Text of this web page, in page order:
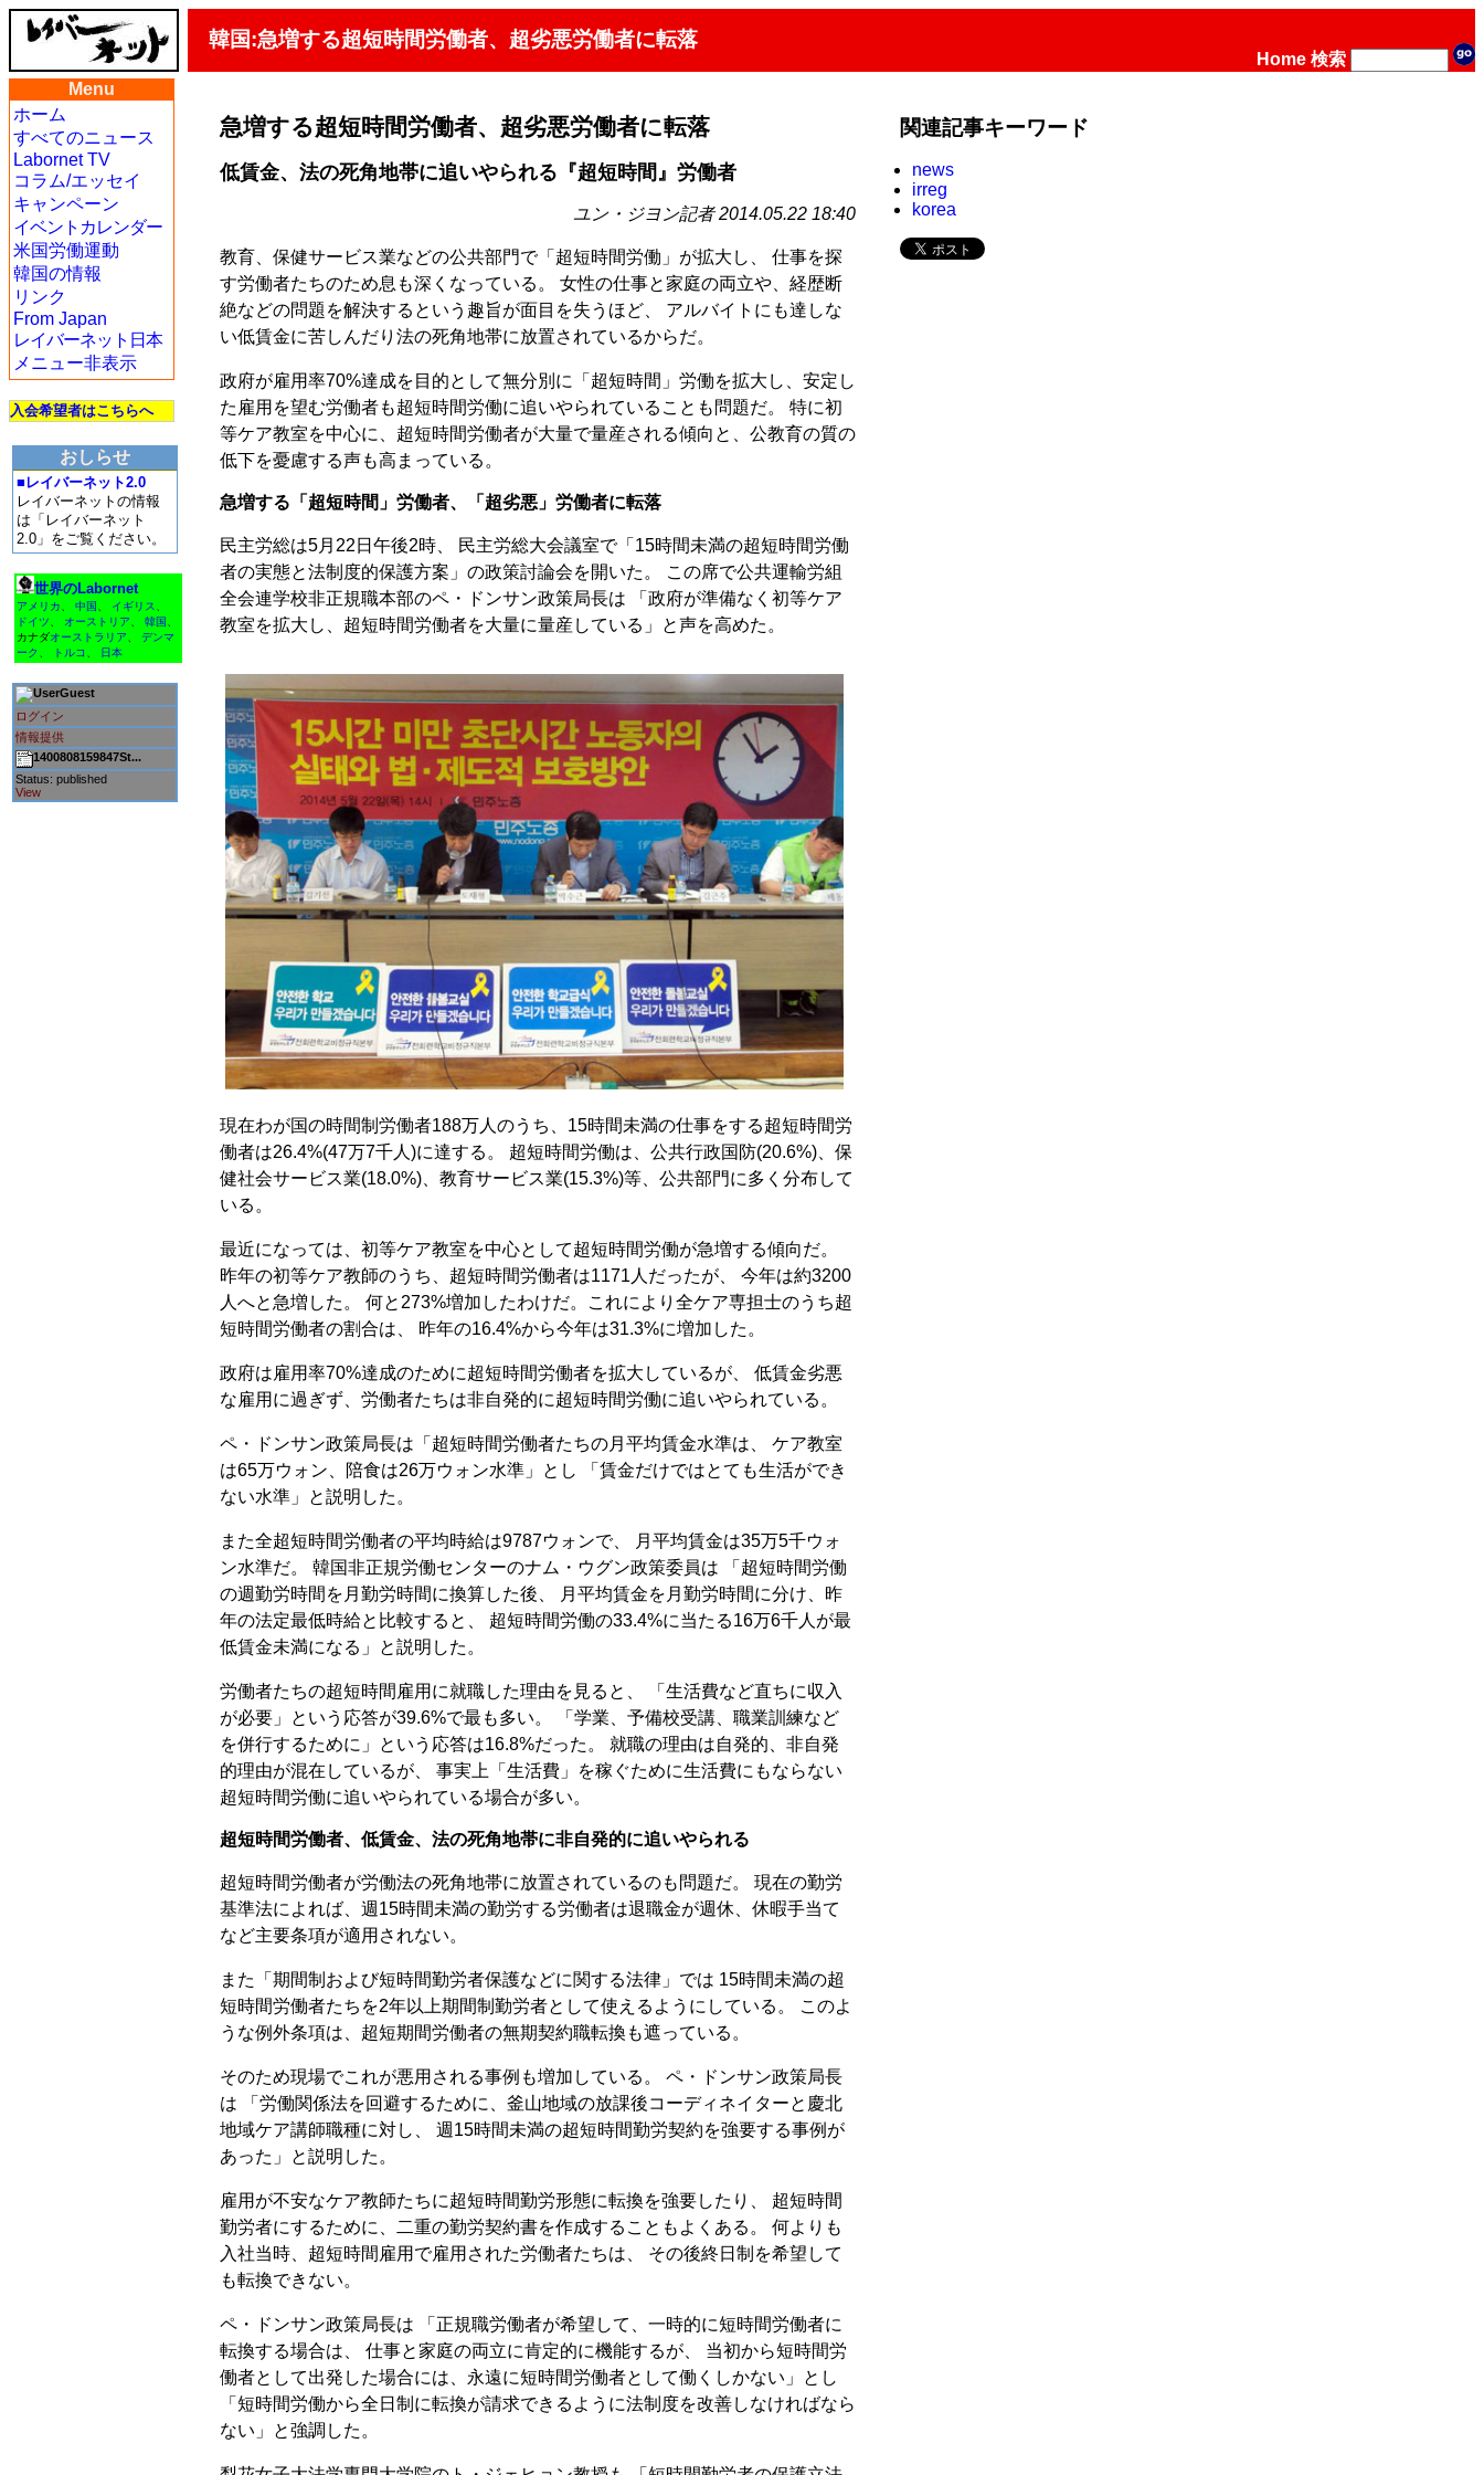
韓国:急増する超短時間労働者、超劣悪労働者に転落
Home 検索
Menu
ホーム
すべてのニュース
Labornet TV
コラム/エッセイ
キャンペーン
イベントカレンダー
米国労働運動
韓国の情報
リンク
From Japan
レイバーネット日本
メニュー非表示
入会希望者はこちらへ
おしらせ
■レイバーネット2.0
レイバーネットの情報
は「レイバーネット
2.0」をご覧ください。
世界のLabornet
アメリカ 中国 イギリス
ドイツ
オーストリア 韓国
カナダオーストラリア
デンマ
ーク
トルコ 日本
Guest
ログイン
情報提供
1400808159847St...
Status: published
View
急増する超短時間労働者、超劣悪労働者に転落
低賃金、法の死角地帯に追いやられる『超短時間』労働者
ユン・ジヨン記者 2014.05.22 18:40
教育、保健サービス業などの公共部門で「超短時間労働」が拡大し、 仕事を探
す労働者たちのため息も深くなっている。 女性の仕事と家庭の両立や、経歴断
絶などの問題を解決するという趣旨が面目を失うほど、 アルバイトにも達しな
い低賃金に苦しんだり法の死角地帯に放置されているからだ。
政府が雇用率70%達成を目的として無分別に「超短時間」労働を拡大し、安定し
た雇用を望む労働者も超短時間労働に追いやられていることも問題だ。 特に初
等ケア教室を中心に、超短時間労働者が大量で量産される傾向と、公教育の質の
低下を憂慮する声も高まっている。
急増する「超短時間」労働者、「超劣悪」労働者に転落
民主労総は5月22日午後2時、 民主労総大会議室で「15時間未満の超短時間労働
者の実態と法制度的保護方案」の政策討論会を開いた。 この席で公共運輸労組
全会連学校非正規職本部のペ・ドンサン政策局長は 「政府が準備なく初等ケア
教室を拡大し、超短時間労働者を大量に量産している」と声を高めた。
現在わが国の時間制労働者188万人のうち、15時間未満の仕事をする超短時間労
働者は26.4%(47万7千人)に達する。 超短時間労働は、公共行政国防(20.6%)、保
健社会サービス業(18.0%)、教育サービス業(15.3%)等、公共部門に多く分布して
いる。
最近になっては、初等ケア教室を中心として超短時間労働が急増する傾向だ。
昨年の初等ケア教師のうち、超短時間労働者は1171人だったが、 今年は約3200
人へと急増した。 何と273%増加したわけだ。これにより全ケア専担士のうち超
短時間労働者の割合は、 昨年の16.4%から今年は31.3%に増加した。
政府は雇用率70%達成のために超短時間労働者を拡大しているが、 低賃金劣悪
な雇用に過ぎず、労働者たちは非自発的に超短時間労働に追いやられている。
ペ・ドンサン政策局長は「超短時間労働者たちの月平均賃金水準は、 ケア教室
は65万ウォン、陪食は26万ウォン水準」とし 「賃金だけではとても生活ができ
ない水準」と説明した。
また全超短時間労働者の平均時給は9787ウォンで、 月平均賃金は35万5千ウォ
ン水準だ。 韓国非正規労働センターのナム・ウグン政策委員は 「超短時間労働
の週勤労時間を月勤労時間に換算した後、 月平均賃金を月勤労時間に分け、昨
年の法定最低時給と比較すると、 超短時間労働の33.4%に当たる16万6千人が最
低賃金未満になる」と説明した。
労働者たちの超短時間雇用に就職した理由を見ると、 「生活費など直ちに収入
が必要」という応答が39.6%で最も多い。 「学業、予備校受講、職業訓練など
を併行するために」という応答は16.8%だった。 就職の理由は自発的、非自発
的理由が混在しているが、 事実上「生活費」を稼ぐために生活費にもならない
超短時間労働に追いやられている場合が多い。
超短時間労働者、低賃金、法の死角地帯に非自発的に追いやられる
超短時間労働者が労働法の死角地帯に放置されているのも問題だ。 現在の勤労
基準法によれば、週15時間未満の勤労する労働者は退職金が週休、休暇手当て
など主要条項が適用されない。
また「期間制および短時間勤労者保護などに関する法律」では 15時間未満の超
短時間労働者たちを2年以上期間制勤労者として使えるようにしている。 このよ
うな例外条項は、超短期間労働者の無期契約職転換も遮っている。
そのため現場でこれが悪用される事例も増加している。 ペ・ドンサン政策局長
は 「労働関係法を回避するために、釜山地域の放課後コーディネイターと慶北
地域ケア講師職種に対し、 週15時間未満の超短時間勤労契約を強要する事例が
あった」と説明した。
雇用が不安なケア教師たちに超短時間勤労形態に転換を強要したり、 超短時間
勤労者にするために、二重の勤労契約書を作成することもよくある。 何よりも
入社当時、超短時間雇用で雇用された労働者たちは、 その後終日制を希望して
も転換できない。
ペ・ドンサン政策局長は 「正規職労働者が希望して、一時的に短時間労働者に
転換する場合は、 仕事と家庭の両立に肯定的に機能するが、 当初から短時間労
働者として出発した場合には、永遠に短時間労働者として働くしかない」とし
「短時間労働から全日制に転換が請求できるように法制度を改善しなければなら
ない」と強調した。
関連記事キーワード
news
irreg
korea